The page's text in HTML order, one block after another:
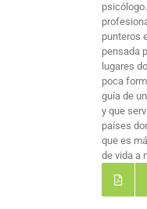
punteros
pensada
lugares
poca
guía de
y que
países
que es
de vida a